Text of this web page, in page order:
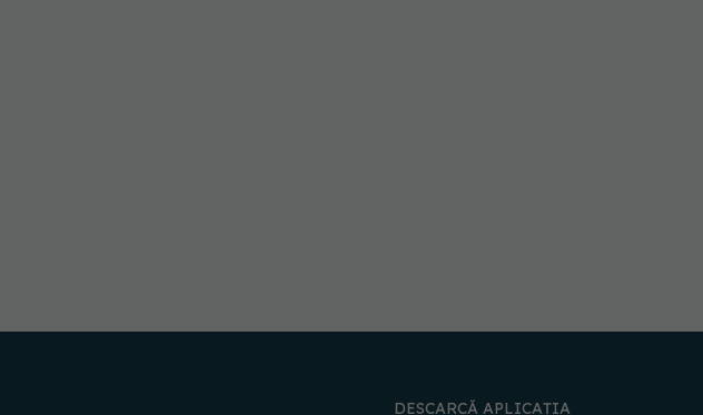
DESCARCĂ APLICAȚIA